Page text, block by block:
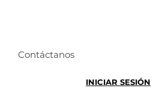
Contáctanos
INICIAR SESIÓN